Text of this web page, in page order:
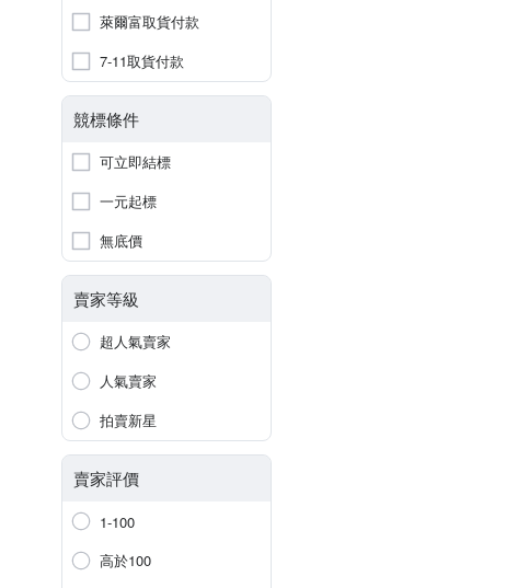
萊爾富取貨付款
7-11取貨付款
競標條件
可立即結標
一元起標
無底價
賣家等級
超人氣賣家
人氣賣家
拍賣新星
賣家評價
1-100
高於100